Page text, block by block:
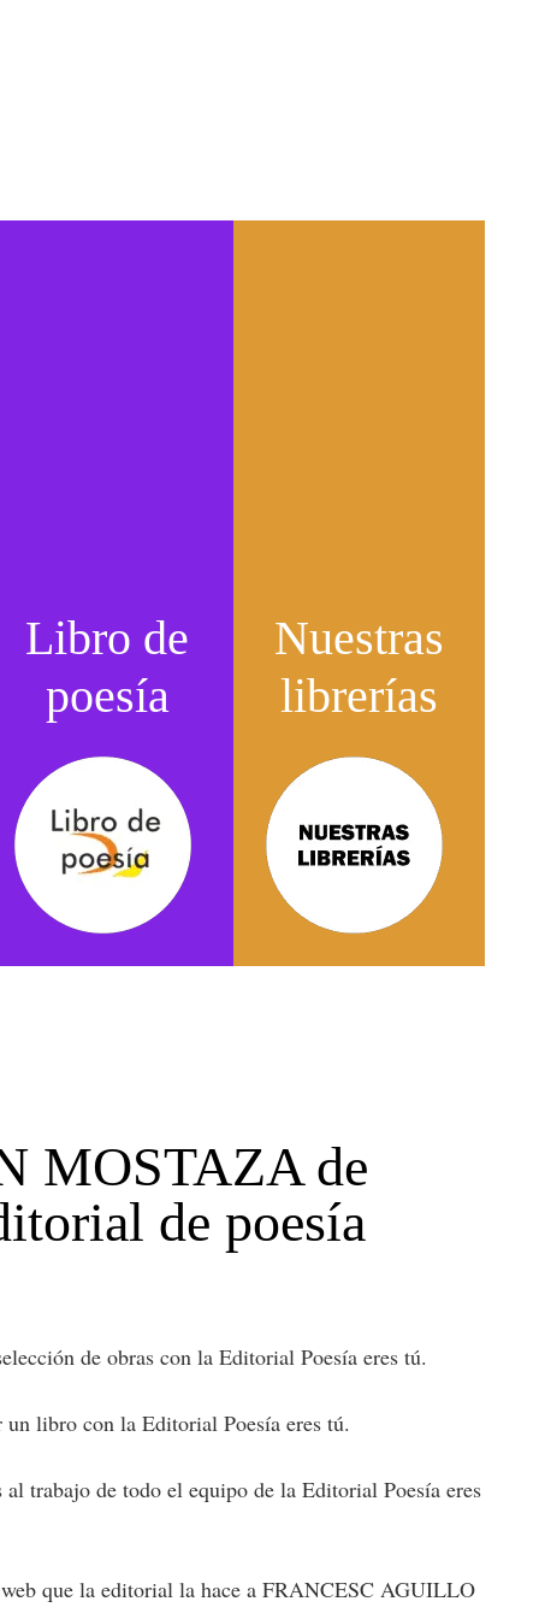
Libro de
poesía
Nuestras
librerías
MOSTAZA de
de poesía
de obras con la Editorial Poesía eres tú.
libro con la Editorial Poesía eres tú.
trabajo de todo el equipo de la Editorial Poesía eres
que la editorial la hace a FRANCESC AGUILLO